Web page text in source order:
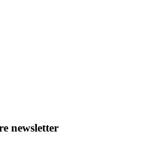
newsletter